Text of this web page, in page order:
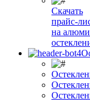
Скачать
прайс-
на